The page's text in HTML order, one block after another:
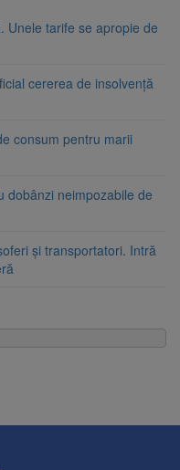
Unele tarife se apropie de
cererea de insolvență
consum pentru marii
dobânzi neimpozabile de
și transportatori. Intră